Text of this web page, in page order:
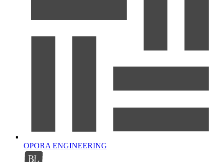
OPORA ENGINEERING